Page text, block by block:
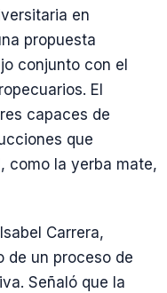
en
propuesta
conjunto con el
El
capaces de
que
como la yerba mate,
Carrera,
de un proceso de
Señaló que la